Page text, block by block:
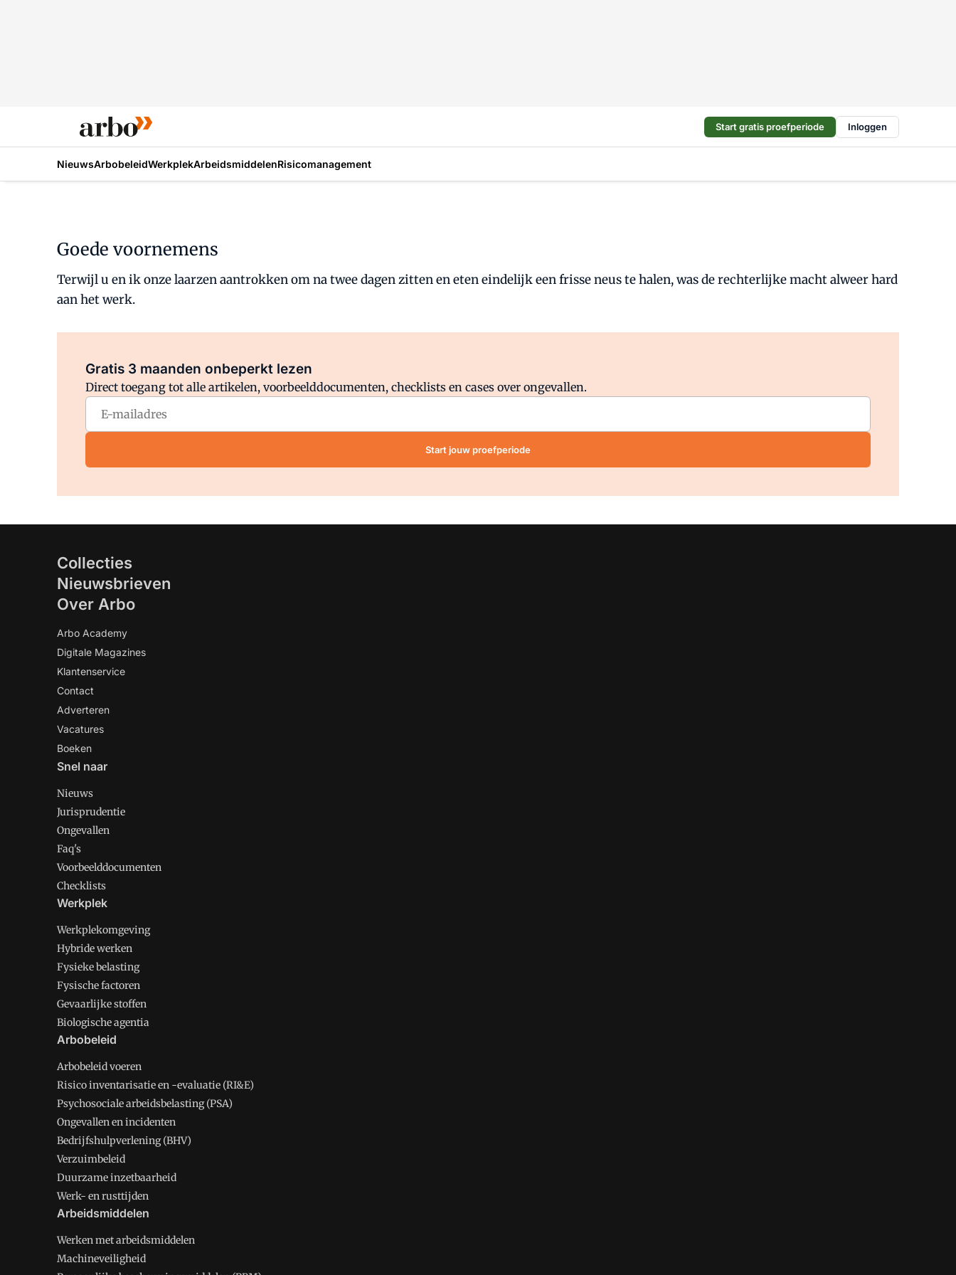
Start gratis proefperiode Inloggen
NieuwsArbobeleidWerkplekArbeidsmiddelenRisicomanagement
Goede voornemens
Terwijl u en ik onze laarzen aantrokken om na twee dagen zitten en eten eindelijk een frisse neus te halen, was de rechterlijke macht alweer hard
aan het werk.
Gratis 3 maanden onbeperkt lezen
Direct toegang tot alle artikelen, voorbeelddocumenten, checklists en cases over ongevallen.
Start jouw proefperiode
Collecties
Nieuwsbrieven
Over Arbo
Arbo Academy
Digitale Magazines
Klantenservice
Contact
Adverteren
Vacatures
Boeken
Snel naar
Nieuws
Jurisprudentie
Ongevallen
Faq's
Voorbeelddocumenten
Checklists
Werkplek
Werkplekomgeving
Hybride werken
Fysieke belasting
Fysische factoren
Gevaarlijke stoffen
Biologische agentia
Arbobeleid
Arbobeleid voeren
Risico inventarisatie en -evaluatie (RI&E)
Psychosociale arbeidsbelasting (PSA)
Ongevallen en incidenten
Bedrijfshulpverlening (BHV)
Verzuimbeleid
Duurzame inzetbaarheid
Werk- en rusttijden
Arbeidsmiddelen
Werken met arbeidsmiddelen
Machineveiligheid